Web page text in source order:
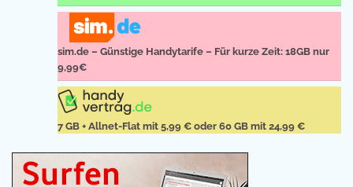
sim.de – Günstige Handytarife – Für kurze Zeit: 18GB nur
9,99€
7 GB + Allnet-Flat mit 5,99 € oder 60 GB mit 24,99 €